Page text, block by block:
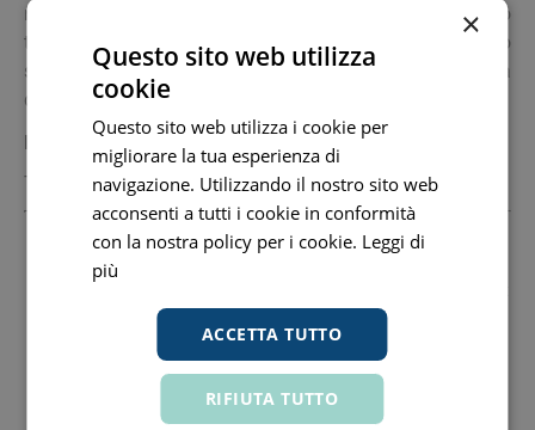
ridurre al minimo il rischio di reazioni allergiche. Sono
tuttavia possibili reazioni individuali. In tal caso
sospendere l'applicazione. Tenere lontano dalla portata
dei bambini. USO ESTERNO.
Formato
Tubo da 25 g.
Sede Legale: Via Mentana, 38 36100 Vicenza Vi 800013622
Marcovitifarmaceutici@Pec.It
Sede Amministrativa: Via Galvani, 10 36066 Sandrigo Vi
0444-461954 Fax: Email:
Sede Operativa: Via Tarantelli, 13/15 22076 Mozzate Co
×
Questo sito web utilizza
cookie
Questo sito web utilizza i cookie per
migliorare la tua esperienza di
navigazione. Utilizzando il nostro sito web
acconsenti a tutti i cookie in conformità
con la nostra policy per i cookie. Leggi di
più
ACCETTA TUTTO
RIFIUTA TUTTO